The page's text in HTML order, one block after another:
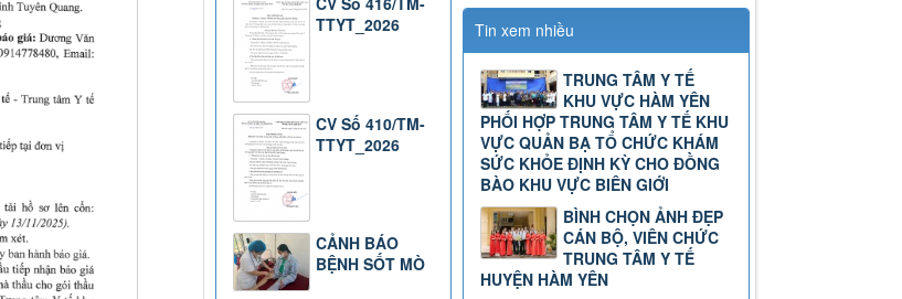
Tin xem nhiều
TRUNG TÂM Y TẾ
KHU VỰC HÀM YÊN
PHỐI HỢP TRUNG TÂM Y TẾ KHU
VỰC QUẢN BẠ TỔ CHỨC KHÁM
SỨC KHỎE ĐỊNH KỲ CHO ĐỒNG
BÀO KHU VỰC BIÊN GIỚI
BÌNH CHỌN ẢNH ĐẸP
CÁN BỘ, VIÊN CHỨC
TRUNG TÂM Y TẾ
HUYỆN HÀM YÊN
TTYT_2026
CV Số 410/TM-
TTYT_2026
CẢNH BÁO
BỆNH SỐT MÒ